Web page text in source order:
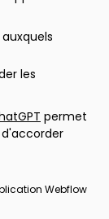
auxquels
les
permet
Webflow